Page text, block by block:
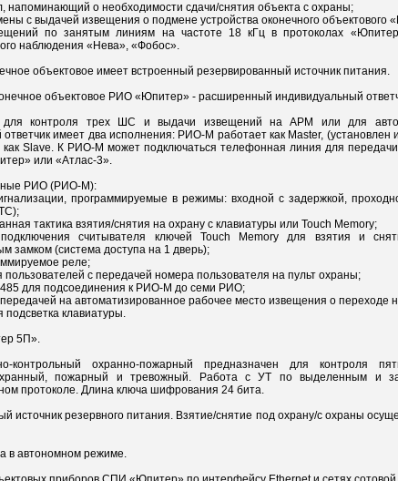
напоминающий о необходимости сдачи/снятия объекта с охраны;
с выдачей извещения о подмене устройства оконечного
по занятым линиям на частоте 18 кГц в протоколах
наблюдения «Нева», «Фобос».
объектовое имеет встроенный резервированный источник питания.
объектовое РИО «Юпитер» - расширенный индивидуальный
для контроля трех ШС и выдачи извещений на АРМ или для
ответчик имеет два исполнения: РИО-М работает как Master,
Slave. К РИО-М может подключаться телефонная линия для
или «Атлас-3».
РИО (РИО-М):
программируемые в режимы: входной с задержкой,
тактика взятия/снятия на охрану с клавиатуры или Touch Memory;
считывателя ключей Touch Memory для взятия и
замком (система доступа на 1 дверь);
реле;
с передачей номера пользователя на пульт охраны;
для подсоединения к РИО-М до семи РИО;
на автоматизированное рабочее место извещения о переходе
подсветка клавиатуры.
5П».
контрольный охранно-пожарный предназначен для контроля
пожарный и тревожный. Работа с УТ по выделенным и
протоколе. Длина ключа шифрования 24 бита.
источник резервного питания. Взятие/снятие под охрану/с охраны
в автономном режиме.